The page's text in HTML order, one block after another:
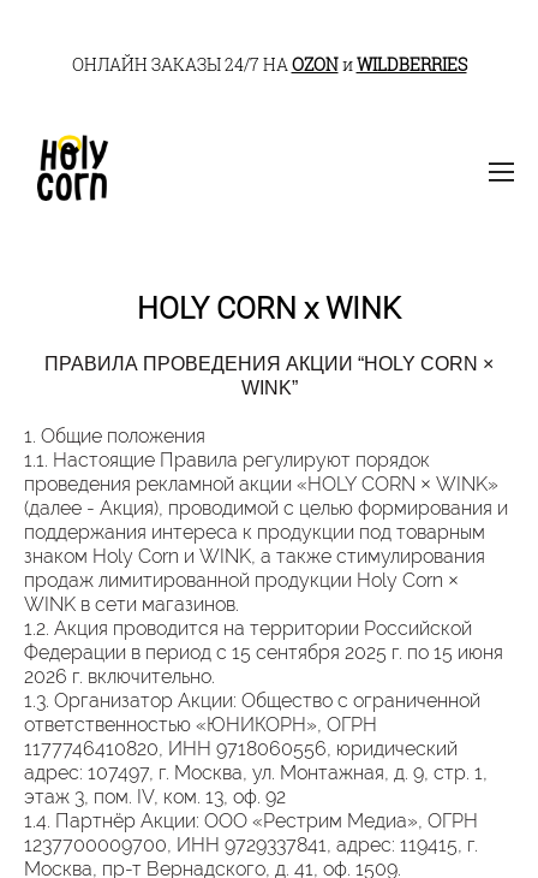
ОНЛАЙН ЗАКАЗЫ 24/7 НАOZONиWILDBERRIES
HOLY CORN x WINK
ПРАВИЛА ПРОВЕДЕНИЯ АКЦИИ “HOLY CORN ×
WINK”
1. Общие положения
1.1. Настоящие Правила регулируют порядок
проведения рекламной акции «HOLY CORN × WINK»
(далее - Акция), проводимой с целью формирования и
поддержания интереса к продукции под товарным
знаком Holy Corn и WINK, а также стимулирования
продаж лимитированной продукции Holy Corn ×
WINK в сети магазинов.
1.2. Акция проводится на территории Российской
Федерации в период с 15 сентября 2025 г. по 15 июня
2026 г. включительно.
1.3. Организатор Акции: Общество с ограниченной
ответственностью «ЮНИКОРН», ОГРН
1177746410820, ИНН 9718060556, юридический
адрес: 107497, г. Москва, ул. Монтажная, д. 9, стр. 1,
этаж 3, пом. IV, ком. 13, оф. 92
1.4. Партнёр Акции: ООО «Рестрим Медиа», ОГРН
1237700009700, ИНН 9729337841, адрес: 119415, г.
Москва, пр-т Вернадского, д. 41, оф. 1509.